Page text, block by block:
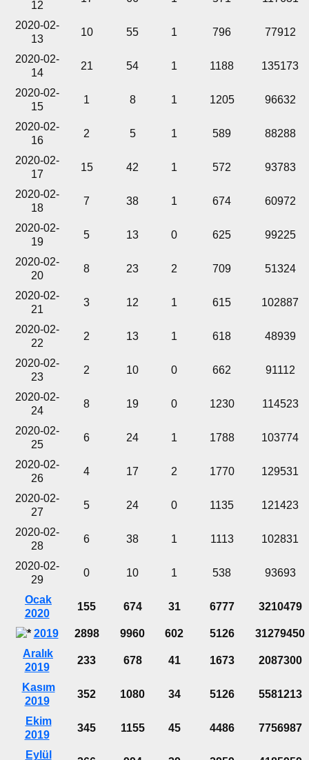
12
2020-02-
13
10 55 1 796 77912
2020-02-
14
21 54 1 1188 135173
2020-02-
15
1 8 1 1205 96632
2020-02-
16
2 5 1 589 88288
2020-02-
17
15 42 1 572 93783
2020-02-
18
7 38 1 674 60972
2020-02-
19
5 13 0 625 99225
2020-02-
20
8 23 2 709 51324
2020-02-
21
3 12 1 615 102887
2020-02-
22
2 13 1 618 48939
2020-02-
23
2 10 0 662 91112
2020-02-
24
8 19 0 1230 114523
2020-02-
25
6 24 1 1788 103774
2020-02-
26
4 17 2 1770 129531
2020-02-
27
5 24 0 1135 121423
2020-02-
28
6 38 1 1113 102831
2020-02-
29
0 10 1 538 93693
Ocak
2020
155 674 31 6777 3210479
2019 2898 9960 602 5126
31279450
Aralık
2019
233 678 41 1673 2087300
Kasım
2019
352 1080 34 5126 5581213
Ekim
2019
345 1155 45 4486 7756987
Eylül